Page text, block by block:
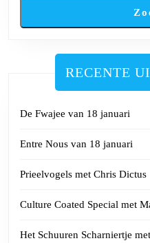
RECENTE
De Fwajee van 18 januari
Entre Nous van 18 januari
Prieelvogels met Chris Dictus
Culture Coated Special met
Het Schuuren Scharniertje